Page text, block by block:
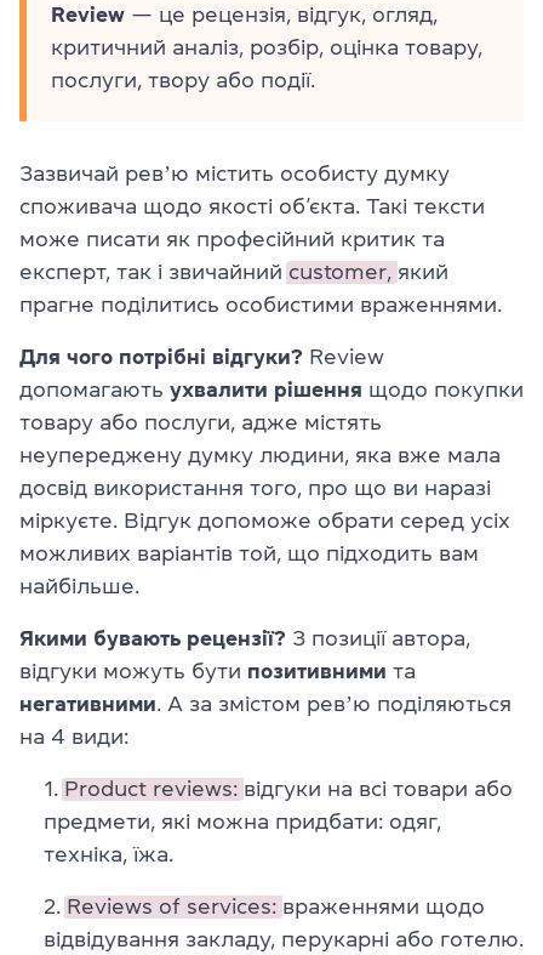
Review — це рецензія, відгук, огляд,
критичний аналіз, розбір, оцінка товару,
послуги, твору або події.
Зазвичай ревʼю містить особисту думку
споживача щодо якості об’єкта. Такі тексти
може писати як професійний критик та
експерт, так і звичайний customer, який
прагне поділитись особистими враженнями.
Для чого потрібні відгуки? Review
допомагають ухвалити рішення щодо покупки
товару або послуги, адже містять
неупереджену думку людини, яка вже мала
досвід використання того, про що ви наразі
міркуєте. Відгук допоможе обрати серед усіх
можливих варіантів той, що підходить вам
найбільше.
Якими бувають рецензії? З позиції автора,
відгуки можуть бути позитивними та
негативними. А за змістом ревʼю поділяються
на 4 види:
Product reviews: відгуки на всі товари або
предмети, які можна придбати: одяг,
техніка, їжа.
Reviews of services: враженнями щодо
відвідування закладу, перукарні або готелю.